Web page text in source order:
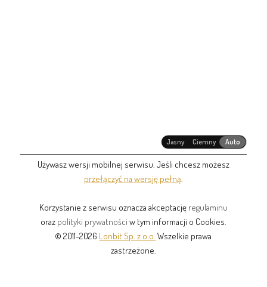
Jasny Ciemny Auto
Używasz wersji mobilnej serwisu. Jeśli chcesz możesz
przełączyć na wersję pełną
Korzystanie z serwisu oznacza akceptację regulaminu
oraz polityki prywatności w tym informacji o Cookies.
© 2011-2026 Lonbit Sp. z o.o. Wszelkie prawa
zastrzeżone.